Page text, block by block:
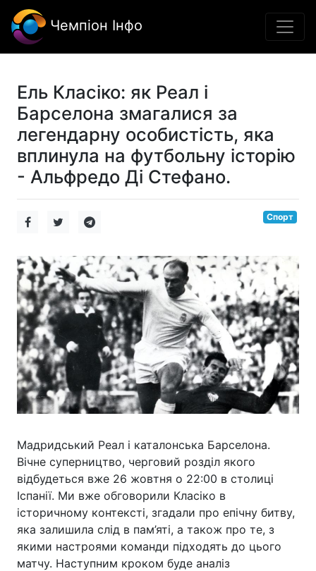
Чемпіон Інфо
Ель Класіко: як Реал і
Барселона змагалися за
легендарну особистість, яка
вплинула на футбольну історію
- Альфредо Ді Стефано.
Спорт
Мадридський Реал і каталонська Барселона.
Вічне суперництво, черговий розділ якого
відбудеться вже 26 жовтня о 22:00 в столиці
Іспанії. Ми вже обговорили Класіко в
історичному контексті, згадали про епічну битву,
яка залишила слід в пам’яті, а також про те, з
якими настроями команди підходять до цього
матчу. Наступним кроком буде аналіз